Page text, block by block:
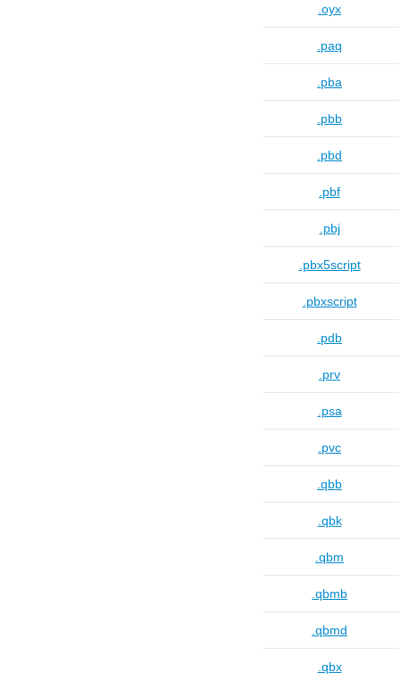
.oyx
.paq
.pba
.pbb
.pbd
.pbf
.pbj
.pbx5script
.pbxscript
.pdb
.prv
.psa
.pvc
.qbb
.qbk
.qbm
.qbmb
.qbmd
.qbx